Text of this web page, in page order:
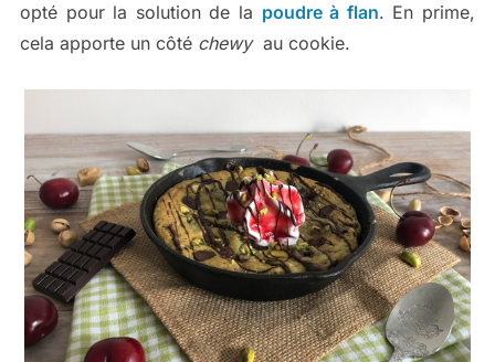
opté pour la solution de la poudre à flan. En prime,
cela apporte un côté chewy au cookie.